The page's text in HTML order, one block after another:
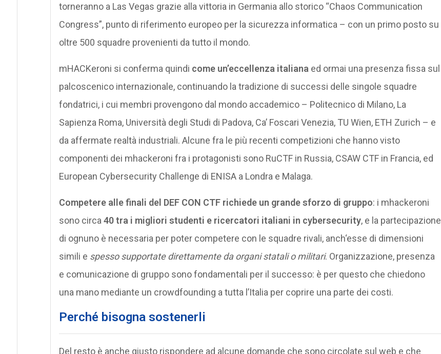
torneranno a Las Vegas grazie alla vittoria in Germania allo storico “Chaos Communication
Congress”, punto di riferimento europeo per la sicurezza informatica – con un primo posto su
oltre 500 squadre provenienti da tutto il mondo.
mHACKeroni si conferma quindi come un’eccellenza italiana ed ormai una presenza fissa sul
palcoscenico internazionale, continuando la tradizione di successi delle singole squadre
fondatrici, i cui membri provengono dal mondo accademico – Politecnico di Milano, La
Sapienza Roma, Università degli Studi di Padova, Ca’ Foscari Venezia, TU Wien, ETH Zurich – e
da affermate realtà industriali. Alcune fra le più recenti competizioni che hanno visto
componenti dei mhackeroni fra i protagonisti sono RuCTF in Russia, CSAW CTF in Francia, ed
European Cybersecurity Challenge di ENISA a Londra e Malaga.
Competere alle finali del DEF CON CTF richiede un grande sforzo di gruppo: i mhackeroni
sono circa 40 tra i migliori studenti e ricercatori italiani in cybersecurity, e la partecipazione
di ognuno è necessaria per poter competere con le squadre rivali, anch‘esse di dimensioni
simili e spesso supportate direttamente da organi statali o militari. Organizzazione, presenza
e comunicazione di gruppo sono fondamentali per il successo: è per questo che chiedono
una mano mediante un crowdfounding a tutta l’Italia per coprire una parte dei costi.
Perché bisogna sostenerli
Del resto è anche giusto rispondere ad alcune domande che sono circolate sul web e che